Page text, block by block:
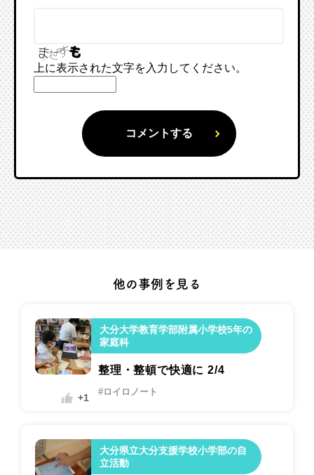
上に表示された文字を入力してください。
他の事例を見る
大分大学教育学部附属小学校5年の
家庭科
+1
整理・整頓で快適に 2/4
#ロイロノート
大分県立大分支援学校小学部の自
立活動